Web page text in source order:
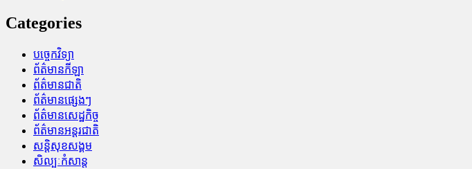
Categories
បច្ចេកវិទ្យា
ព័ត៌មានកីឡា
ព័ត៌មានជាតិ
ព័ត៌មានផ្សេងៗ
ព័ត៌មានសេដ្ឋកិច្ច
ព័ត៌មានអន្តរជាតិ
សន្តិសុខសង្គម
សិល្បៈកំសាន្ត